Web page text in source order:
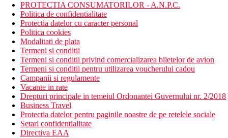
PROTECTIA CONSUMATORILOR - A.N.P.C.
Politica de confidentialitate
Protectia datelor cu caracter personal
Politica cookies
Modalitati de plata
Termeni si conditii
Termeni si conditii privind comercializarea biletelor de avion
Termeni si conditii pentru utilizarea voucherului cadou
Campanii si regulamente
Vacante in rate
Drepturi principale in temeiul Ordonantei Guvernului nr. 2/2018
Business Travel
Protectia datelor pentru paginile noastre de pe retelele sociale
Setari confidentialitate
Directiva EAA